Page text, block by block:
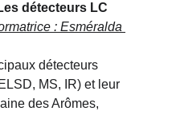
détecteurs LC
: Esméralda
détecteurs
MS, IR) et leur
des Arômes,